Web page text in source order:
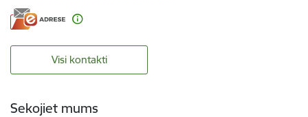
Visi kontakti
Sekojiet mums